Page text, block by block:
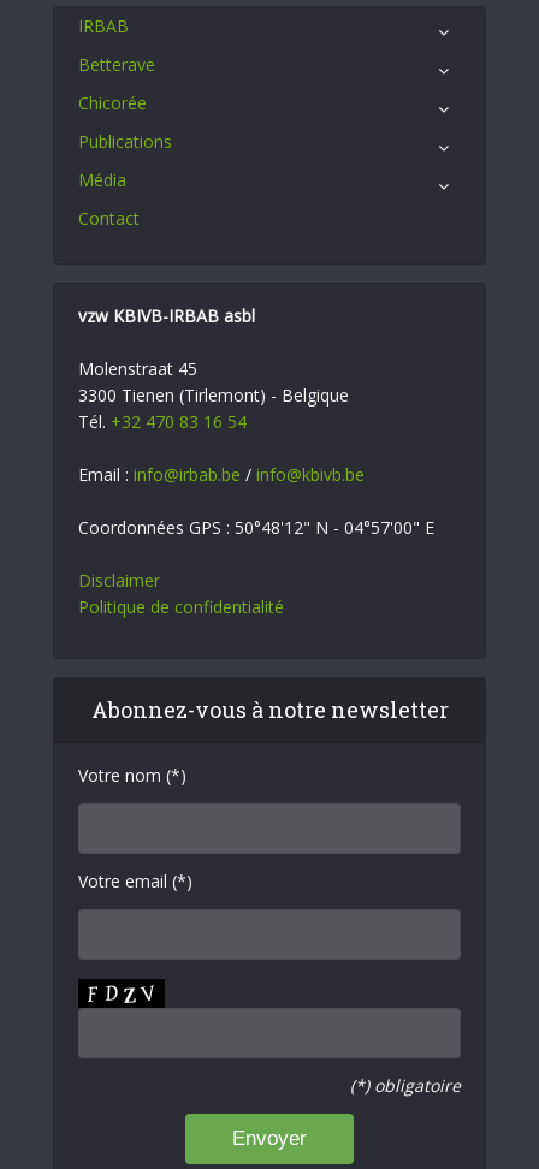
IRBAB
Betterave
Chicorée
Publications
Média
Contact
vzw KBIVB-IRBAB asbl
Molenstraat 45
3300 Tienen (Tirlemont) - Belgique
Tél. +32 470 83 16 54
Email : info@irbab.be / info@kbivb.be
Coordonnées GPS : 50°48'12" N - 04°57'00" E
Disclaimer
Politique de confidentialité
Abonnez-vous à notre newsletter
Votre nom (*)
Votre email (*)
(*) obligatoire